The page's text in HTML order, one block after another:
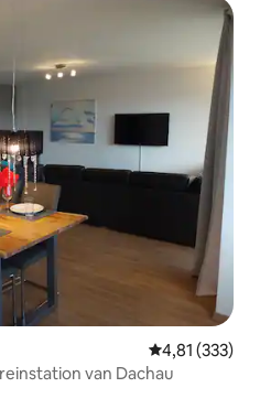
Gemiddelde
4,81 (333)
van Dachau